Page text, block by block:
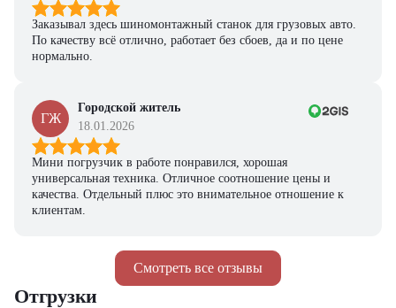
Смотреть все отзывы
Заказывал здесь шиномонтажный станок для грузовых авто.
По качеству всё отлично, работает без сбоев, да и по цене
нормально.
ГЖ
Городской житель
18.01.2026
Мини погрузчик в работе понравился, хорошая
универсальная техника. Отличное соотношение цены и
качества. Отдельный плюс это внимательное отношение к
клиентам.
Отгрузки